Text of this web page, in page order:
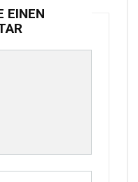
EINEN